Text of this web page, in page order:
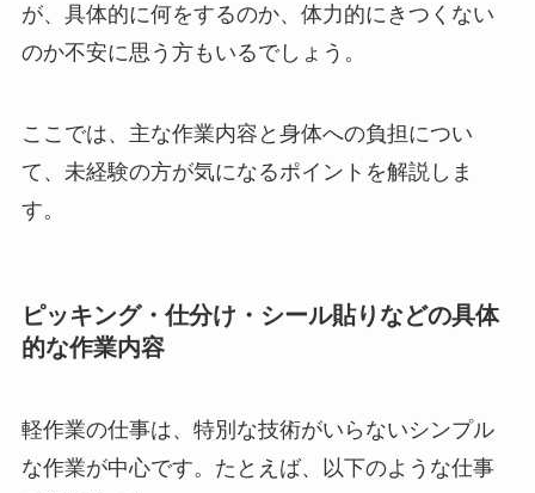
が、具体的に何をするのか、体力的にきつくない
のか不安に思う方もいるでしょう。
ここでは、主な作業内容と身体への負担につい
て、未経験の方が気になるポイントを解説しま
す。
ピッキング・仕分け・シール貼りなどの具体
的な作業内容
軽作業の仕事は、特別な技術がいらないシンプル
な作業が中心です。たとえば、以下のような仕事